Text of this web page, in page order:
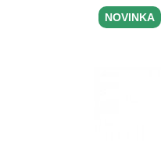
NOVINKA